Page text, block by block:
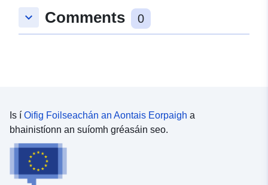
], [ 7.8665, 48.0221 ], [
7.8654, 48.0221 ], [ 7.8654,
uriRef:
http://data.europa.eu/88u/dataset/
keyboard_arrow_down Comments 0
Is í Oifig Foilseachán an Aontais Eorpaigh a
bhainistíonn an suíomh gréasáin seo.